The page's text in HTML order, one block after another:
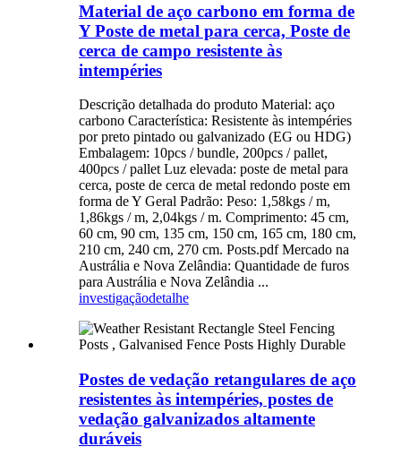
Material de aço carbono em forma de
Y Poste de metal para cerca, Poste de
cerca de campo resistente às
intempéries
Descrição detalhada do produto Material: aço
carbono Característica: Resistente às intempéries
por preto pintado ou galvanizado (EG ou HDG)
Embalagem: 10pcs / bundle, 200pcs / pallet,
400pcs / pallet Luz elevada: poste de metal para
cerca, poste de cerca de metal redondo poste em
forma de Y Geral Padrão: Peso: 1,58kgs / m,
1,86kgs / m, 2,04kgs / m. Comprimento: 45 cm,
60 cm, 90 cm, 135 cm, 150 cm, 165 cm, 180 cm,
210 cm, 240 cm, 270 cm. Posts.pdf Mercado na
Austrália e Nova Zelândia: Quantidade de furos
para Austrália e Nova Zelândia ...
investigaçãodetalhe
Postes de vedação retangulares de aço
resistentes às intempéries, postes de
vedação galvanizados altamente
duráveis